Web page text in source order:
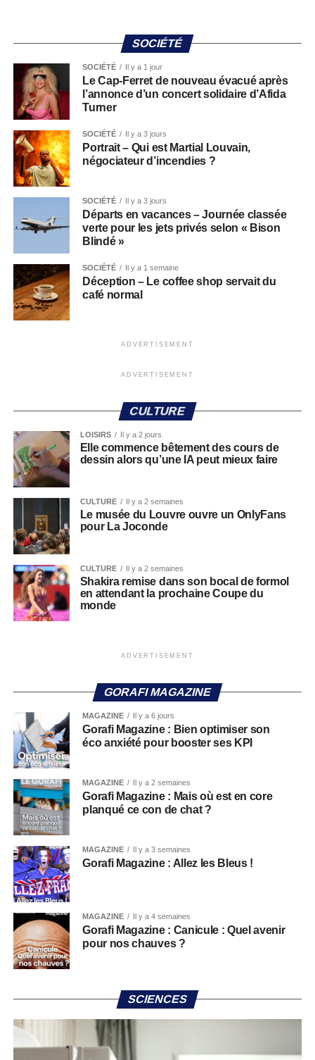
SOCIÉTÉ
SOCIÉTÉ Il y a 1 jour
Le Cap-Ferret de nouveau évacué après
l’annonce d’un concert solidaire d’Afida
Turner
SOCIÉTÉ Il y a 3 jours
Portrait – Qui est Martial Louvain,
négociateur d’incendies ?
SOCIÉTÉ Il y a 3 jours
Départs en vacances – Journée classée
verte pour les jets privés selon « Bison
Blindé »
SOCIÉTÉ Il y a 1 semaine
Déception – Le coffee shop servait du
café normal
ADVERTISEMENT
ADVERTISEMENT
CULTURE
LOISIRS Il y a 2 jours
Elle commence bêtement des cours de
dessin alors qu’une IA peut mieux faire
CULTURE Il y a 2 semaines
Le musée du Louvre ouvre un OnlyFans
pour La Joconde
CULTURE Il y a 2 semaines
Shakira remise dans son bocal de formol
en attendant la prochaine Coupe du
monde
ADVERTISEMENT
GORAFI MAGAZINE
MAGAZINE Il y a 6 jours
Gorafi Magazine : Bien optimiser son
éco anxiété pour booster ses KPI
MAGAZINE Il y a 2 semaines
Gorafi Magazine : Mais où est en core
planqué ce con de chat ?
MAGAZINE Il y a 3 semaines
Gorafi Magazine : Allez les Bleus !
MAGAZINE Il y a 4 semaines
Gorafi Magazine : Canicule : Quel avenir
pour nos chauves ?
SCIENCES